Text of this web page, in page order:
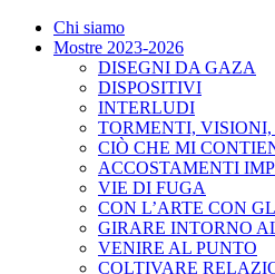
Chi siamo
Mostre 2023-2026
DISEGNI DA GAZA
DISPOSITIVI
INTERLUDI
TORMENTI,
CIÒ CHE MI
ACCOSTAMENTI
VIE DI FUGA
CON L’ARTE CON
GIRARE INTORNO
VENIRE AL PUNTO
COLTIVARE